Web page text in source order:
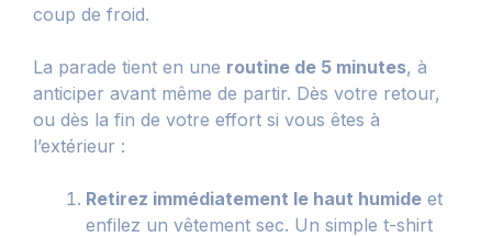
coup de froid.
La parade tient en une routine de 5 minutes, à
anticiper avant même de partir. Dès votre retour,
ou dès la fin de votre effort si vous êtes à
l’extérieur :
Retirez immédiatement le haut humide et
enfilez un vêtement sec. Un simple t-shirt